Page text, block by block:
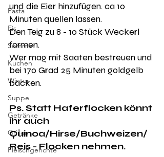
Pasta
Eis
Sommer
Kuchen
Winter
Suppe
Getränke
Grillen
Fleischgerichte
und die Eier hinzufügen. ca 10
Minuten quellen lassen.
Den Teig zu 8 - 10 Stück Weckerl
formen.
Wer mag mit Saaten bestreuen und
bei 170 Grad 25 Minuten goldgelb
backen.
Ps. Statt Haferflocken könnt
ihr auch
Quinoa/Hirse/Buchweizen/
Reis - Flocken nehmen.